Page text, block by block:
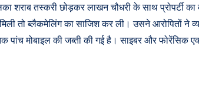
शराब तस्करी छोड़कर लाखन चौधरी के साथ प्रोपर्टी
तो ब्लैकमेलिंग का साजिश कर ली। उसने आरोपितों ने
मोबाइल की जब्ती की गई है। साइबर और फोरेंसिक